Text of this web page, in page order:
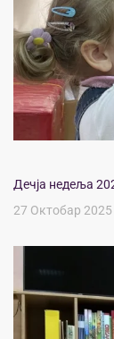
Дечја недеља
27 Октобар 2025